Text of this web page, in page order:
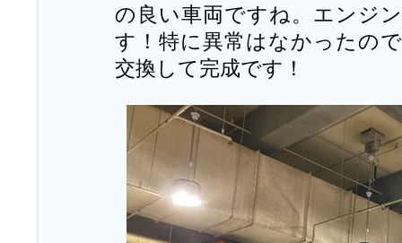
の良い車両ですね。エンジ
す！特に異常はなかったの
交換して完成です！